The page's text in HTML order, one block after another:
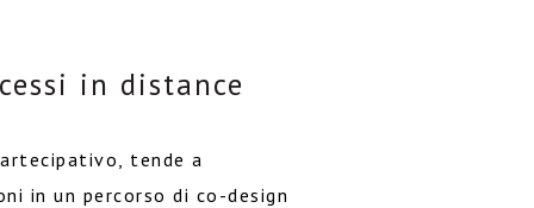
in distance
tende a
in un percorso di co-design